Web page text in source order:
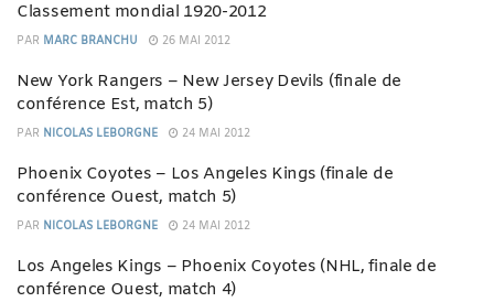
Classement mondial 1920-2012
PAR MARC BRANCHU 26 MAI 2012
New York Rangers – New Jersey Devils (finale de
conférence Est, match 5)
PAR NICOLAS LEBORGNE 24 MAI 2012
Phoenix Coyotes – Los Angeles Kings (finale de
conférence Ouest, match 5)
PAR NICOLAS LEBORGNE 24 MAI 2012
Los Angeles Kings – Phoenix Coyotes (NHL, finale de
conférence Ouest, match 4)